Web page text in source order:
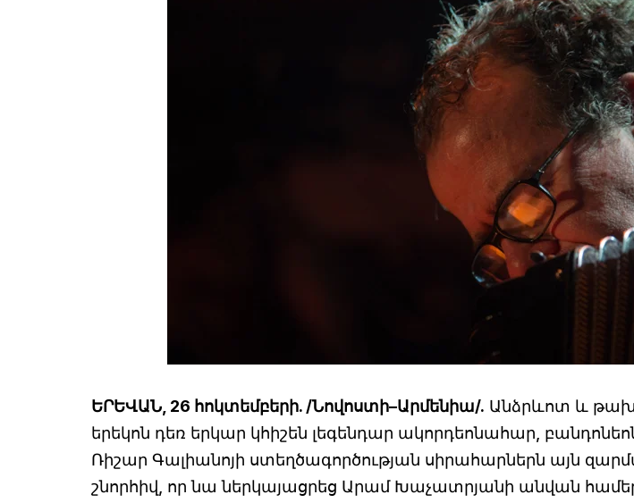
ԵՐԵՎԱՆ, 26 հոկտեմբերի. /Նովոստի–Արմենիա/. Անձրևոտ և
երեկոն դեռ երկար կհիշեն լեգենդար ակորդեոնահար,
Ռիշար Գալիանոյի ստեղծագործության սիրահարներն այն
շնորհիվ, որ նա ներկայացրեց Արամ Խաչատրյանի անվան